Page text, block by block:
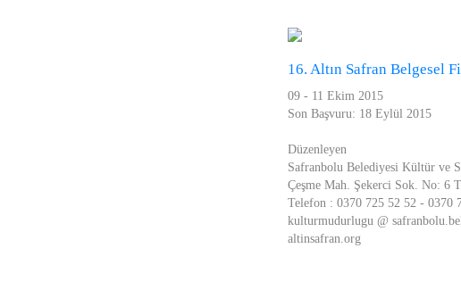
16. Altın Safran Belgesel
09 - 11 Ekim 2015
Son Başvuru: 18 Eylül 2015
Düzenleyen
Safranbolu Belediyesi Kültür ve
Çeşme Mah. Şekerci Sok. No: 6
Telefon : 0370 725 52 52 - 0370
kulturmudurlugu @
altinsafran.org